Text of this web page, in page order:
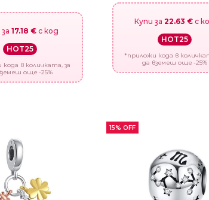
за17.18 € с код
HOT25
в количката, за
още -25%
Купи за22.63 € с
HOT25
*приложи кода в
да вземеш още -25%
15% OFF